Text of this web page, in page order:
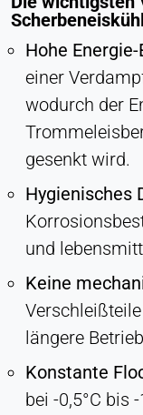
Hohe
einer
wodurch der
gesenkt wird.
Hygienisches
und
Keine
längere
Konstante
bei -0,5°C bis
LinkedIn
Zweck:
Cookie
_li_id.#,
Anbieter:
Leadinfo B.V.
Zweck: